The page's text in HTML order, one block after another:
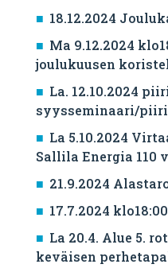
18.12.2024
Ma 9.12.2024
joulukuusen
La. 12.10.2024
syysseminaari/
La 5.10.2024
Sallila Energia 110
21.9.2024
17.7.2024
La 20.4. Alue 5.
keväisen